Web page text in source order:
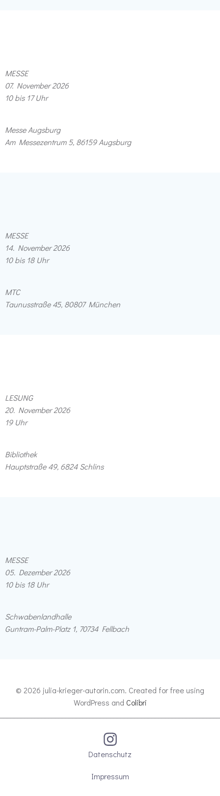
MESSE
07. November 2026
10 bis 17 Uhr
Messe Augsburg
Am Messezentrum 5, 86159 Augsburg
MESSE
14. November 2026
10 bis 18 Uhr
MTC
Taunusstraße 45, 80807 München
LESUNG
20. November 2026
19 Uhr
Bibliothek
Hauptstraße 49, 6824 Schlins
MESSE
05. Dezember 2026
10 bis 18 Uhr
Schwabenlandhalle
Guntram-Palm-Platz 1, 70734 Fellbach
© 2026 julia-krieger-autorin.com. Created for free using
WordPress and Colibri
Datenschutz
Impressum